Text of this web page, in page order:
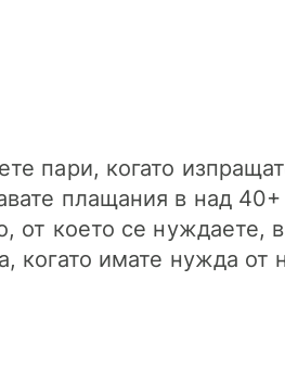
пари, когато
плащания в над 40+
от което се нуждаете,
когато имате нужда от